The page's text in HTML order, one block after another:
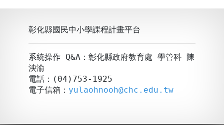
彰化縣國民中小學課程計畫平台
系統操作 Q&A：彰化縣政府教育處 學管科 陳
泱渝
電話：(04)753-1925
電子信箱： yulaohnooh@chc.edu.tw